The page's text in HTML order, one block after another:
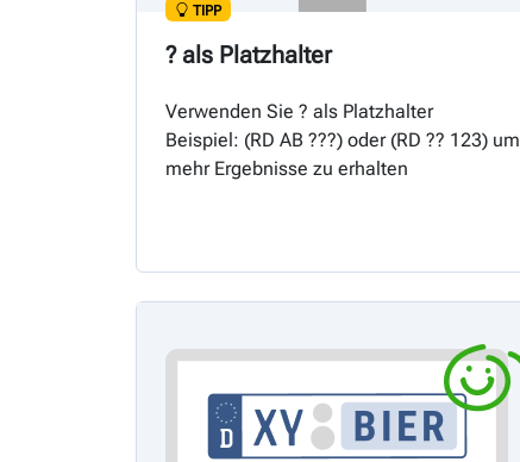
TIPP
? als Platzhalter
Verwenden Sie ? als Platzhalter
Beispiel: (RD AB ???) oder (RD ?? 123) um
mehr Ergebnisse zu erhalten